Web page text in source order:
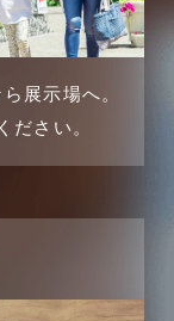
展示場へ。
ださい。